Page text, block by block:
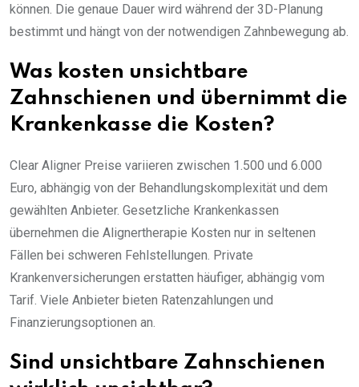
können. Die genaue Dauer wird während der 3D-Planung
bestimmt und hängt von der notwendigen Zahnbewegung ab.
Was kosten unsichtbare
Zahnschienen und übernimmt die
Krankenkasse die Kosten?
Clear Aligner Preise variieren zwischen 1.500 und 6.000
Euro, abhängig von der Behandlungskomplexität und dem
gewählten Anbieter. Gesetzliche Krankenkassen
übernehmen die Alignertherapie Kosten nur in seltenen
Fällen bei schweren Fehlstellungen. Private
Krankenversicherungen erstatten häufiger, abhängig vom
Tarif. Viele Anbieter bieten Ratenzahlungen und
Finanzierungsoptionen an.
Sind unsichtbare Zahnschienen